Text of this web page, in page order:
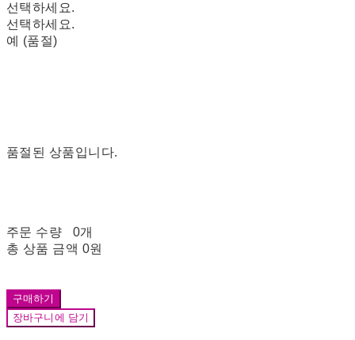
선택하세요.
선택하세요.
예 (품절)
품절된 상품입니다.
주문 수량
0개
총 상품 금액 0원
구매하기
장바구니에 담기